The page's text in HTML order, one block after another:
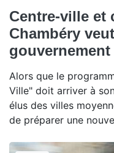
Centre-ville et
Chambéry
gouvernement
Alors que le
Ville" doit arriver à
élus des villes
de préparer une